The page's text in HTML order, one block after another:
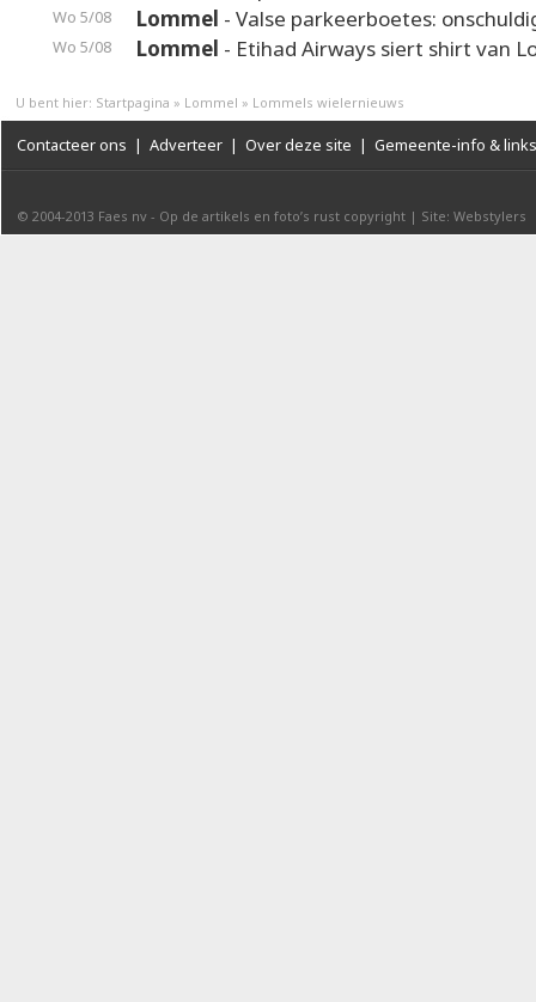
Wo 5/08 Lommel - Valse parkeerboetes:
Wo 5/08 Lommel - Etihad Airways siert shirt van
U bent hier: Startpagina » Lommel » Lommels wielernieuws
Contacteer ons | Adverteer | Over deze site | Gemeente-info & links
© 2004-2013 Faes nv - Op de artikels en foto’s rust copyright | Site: Webstylers